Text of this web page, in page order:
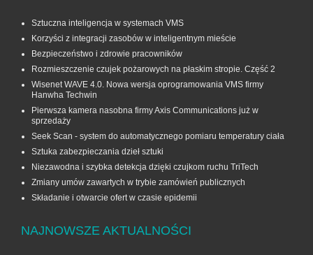
Sztuczna inteligencja w systemach VMS
Korzyści z integracji zasobów w inteligentnym mieście
Bezpieczeństwo i zdrowie pracowników
Rozmieszczenie czujek pożarowych na płaskim stropie. Część 2
Wisenet WAVE 4.0. Nowa wersja oprogramowania VMS firmy
Hanwha Techwin
Pierwsza kamera nasobna firmy Axis Communications już w
sprzedaży
Seek Scan - system do automatycznego pomiaru temperatury ciała
Sztuka zabezpieczania dzieł sztuki
Niezawodna i szybka detekcja dzięki czujkom ruchu TriTech
Zmiany umów zawartych w trybie zamówień publicznych
Składanie i otwarcie ofert w czasie epidemii
NAJNOWSZE AKTUALNOŚCI